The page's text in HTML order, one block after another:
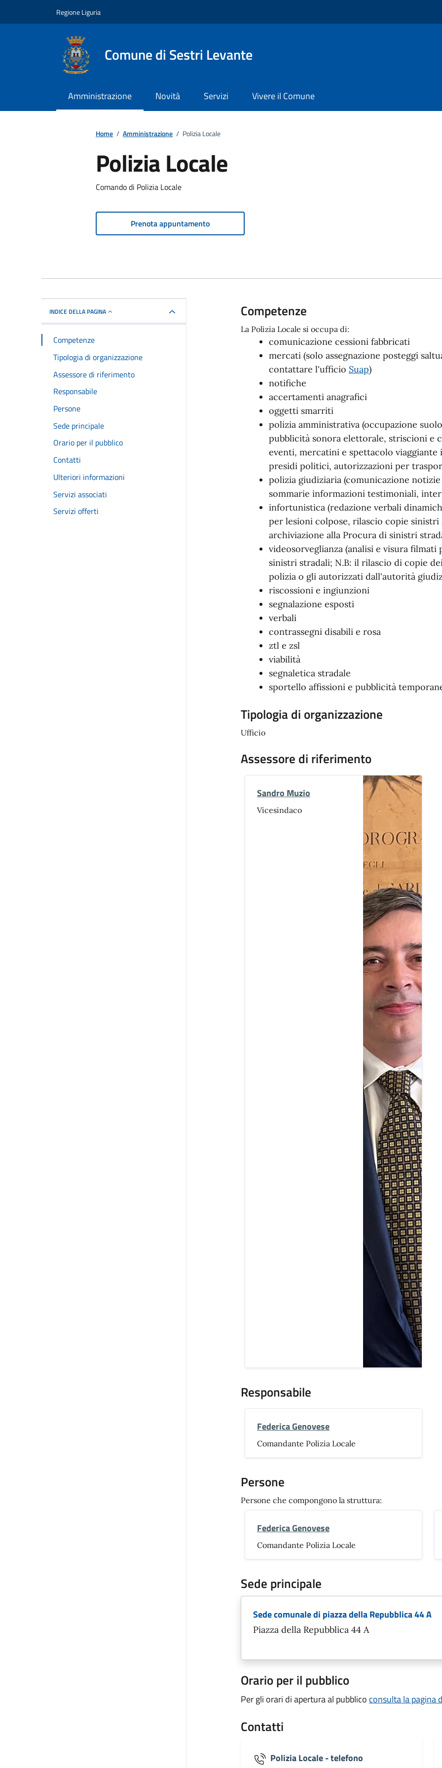
Regione Liguria
Comune di Sestri Levante
Amministrazione Novità Servizi Vivere il Comune
Home / Amministrazione / Polizia Locale
Polizia Locale
Comando di Polizia Locale
Prenota appuntamento
INDICE DELLA PAGINA
Competenze
Tipologia di organizzazione
Assessore di riferimento
Responsabile
Persone
Sede principale
Orario per il pubblico
Contatti
Ulteriori informazioni
Servizi associati
Servizi offerti
Competenze
La Polizia Locale si occupa di:
comunicazione cessioni fabbricati
mercati (solo assegnazione posteggi
contattare l'ufficio Suap)
notifiche
accertamenti anagrafici
oggetti smarriti
polizia amministrativa (occupazione
pubblicità sonora elettorale, striscioni e
eventi, mercatini e spettacolo
presidi politici, autorizzazioni per
polizia giudiziaria (comunicazione
sommarie informazioni testimoniali,
infortunistica (redazione verbali
per lesioni colpose, rilascio copie
archiviazione alla Procura di sinistri
videosorveglianza (analisi e visura
sinistri stradali; N.B: il rilascio di copie
polizia o gli autorizzati dall'autorità
riscossioni e ingiunzioni
segnalazione esposti
verbali
contrassegni disabili e rosa
ztl e zsl
viabilità
segnaletica stradale
sportello affissioni e pubblicità
Tipologia di organizzazione
Ufficio
Assessore di riferimento
Sandro Muzio
Vicesindaco
Responsabile
Federica Genovese
Comandante Polizia Locale
Persone
Persone che compongono la struttura:
Federica Genovese
Comandante Polizia Locale
Sede principale
Sede comunale di piazza della Repubblica 44 A
Piazza della Repubblica 44 A
Orario per il pubblico
Per gli orari di apertura al pubblico consulta la pagina
Contatti
Polizia Locale - telefono